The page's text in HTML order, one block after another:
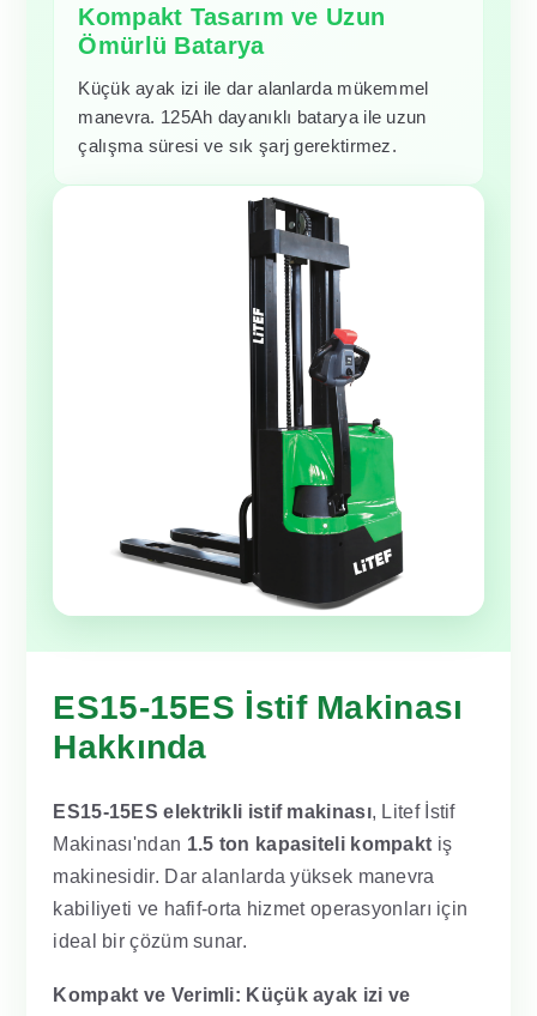
Kompakt Tasarım ve Uzun
Ömürlü Batarya
Küçük ayak izi ile dar alanlarda mükemmel
manevra. 125Ah dayanıklı batarya ile uzun
çalışma süresi ve sık şarj gerektirmez.
ES15-15ES İstif Makinası
Hakkında
ES15-15ES elektrikli istif makinası, Litef İstif
Makinası'ndan 1.5 ton kapasiteli kompakt iş
makinesidir. Dar alanlarda yüksek manevra
kabiliyeti ve hafif-orta hizmet operasyonları için
ideal bir çözüm sunar.
Kompakt ve Verimli: Küçük ayak izi ve